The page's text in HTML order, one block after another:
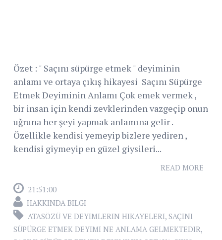
Özet : " Saçını süpürge etmek " deyiminin
anlamı ve ortaya çıkış hikayesi Saçını Süpürge
Etmek Deyiminin Anlamı Çok emek vermek ,
bir insan için kendi zevklerinden vazgeçip onun
uğruna her şeyi yapmak anlamına gelir .
Özellikle kendisi yemeyip bizlere yediren ,
kendisi giymeyip en güzel giysileri...
READ MORE
21:51:00
HAKKINDA BILGI
ATASÖZÜ VE DEYIMLERIN HIKAYELERI, SAÇINI
SÜPÜRGE ETMEK DEYIMI NE ANLAMA GELMEKTEDIR,